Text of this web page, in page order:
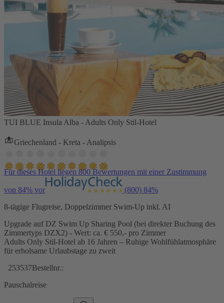
TUI BLUE Insula Alba - Adults Only Stil-Hotel
Griechenland - Kreta - Analipsis
Für dieses Hotel liegen 800 Bewertungen mit einer Zustimmung
von 84% vor (800) 84%
8-tägige Flugreise, Doppelzimmer Swim-Up inkl. AI
Upgrade auf DZ Swim Up Sharing Pool (bei direkter Buchung des
Zimmertyps DZX2) - Wert: ca. € 550,- pro Zimmer
Adults Only Stil-Hotel ab 16 Jahren – Ruhige Wohlfühlatmosphäre
für erholsame Urlaubstage zu zweit
253537Bestellnr.:
Pauschalreise